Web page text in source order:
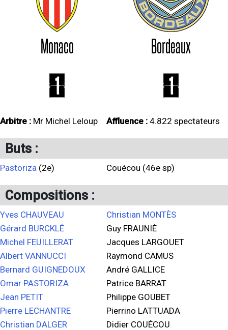
Monaco Bordeaux
1 1
Arbitre : Mr Michel Leloup Affluence : 4.822 spectateurs
Buts :
Pastoriza (2e) Couécou (46e sp)
Compositions :
Yves CHAUVEAU
Gérard BURCKLÉ
Michel FEUILLERAT
Albert VANNUCCI
Bernard GUIGNEDOUX
Omar PASTORIZA
Jean PETIT
Pierre LECHANTRE
Christian DALGER
Christian MONTÈS
Guy FRAUNIÉ
Jacques LARGOUET
Raymond CAMUS
André GALLICE
Patrice BARRAT
Philippe GOUBET
Pierrino LATTUADA
Didier COUÉCOU